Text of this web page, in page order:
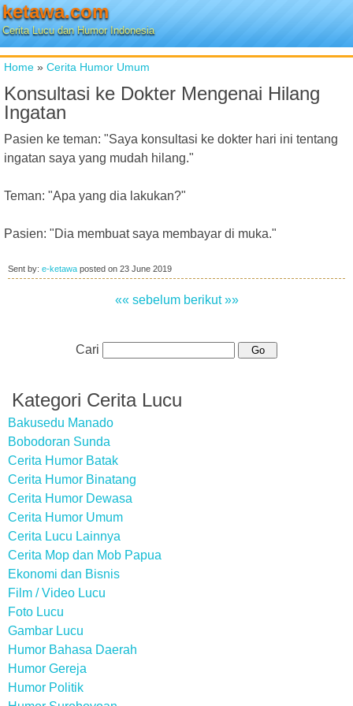
ketawa.com
Cerita Lucu dan Humor Indonesia
Home » Cerita Humor Umum
Konsultasi ke Dokter Mengenai Hilang
Ingatan
Pasien ke teman: "Saya konsultasi ke dokter hari ini tentang
ingatan saya yang mudah hilang."
Teman: "Apa yang dia lakukan?"
Pasien: "Dia membuat saya membayar di muka."
Sent by: e-ketawa posted on 23 June 2019
«« sebelum berikut »»
Cari
Kategori Cerita Lucu
Bakusedu Manado
Bobodoran Sunda
Cerita Humor Batak
Cerita Humor Binatang
Cerita Humor Dewasa
Cerita Humor Umum
Cerita Lucu Lainnya
Cerita Mop dan Mob Papua
Ekonomi dan Bisnis
Film / Video Lucu
Foto Lucu
Gambar Lucu
Humor Bahasa Daerah
Humor Gereja
Humor Politik